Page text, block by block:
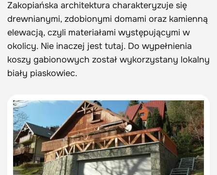
Zakopiańska architektura charakteryzuje się
drewnianymi, zdobionymi domami oraz kamienną
elewacją, czyli materiałami występującymi w
okolicy. Nie inaczej jest tutaj. Do wypełnienia
koszy gabionowych został wykorzystany lokalny
biały piaskowiec.